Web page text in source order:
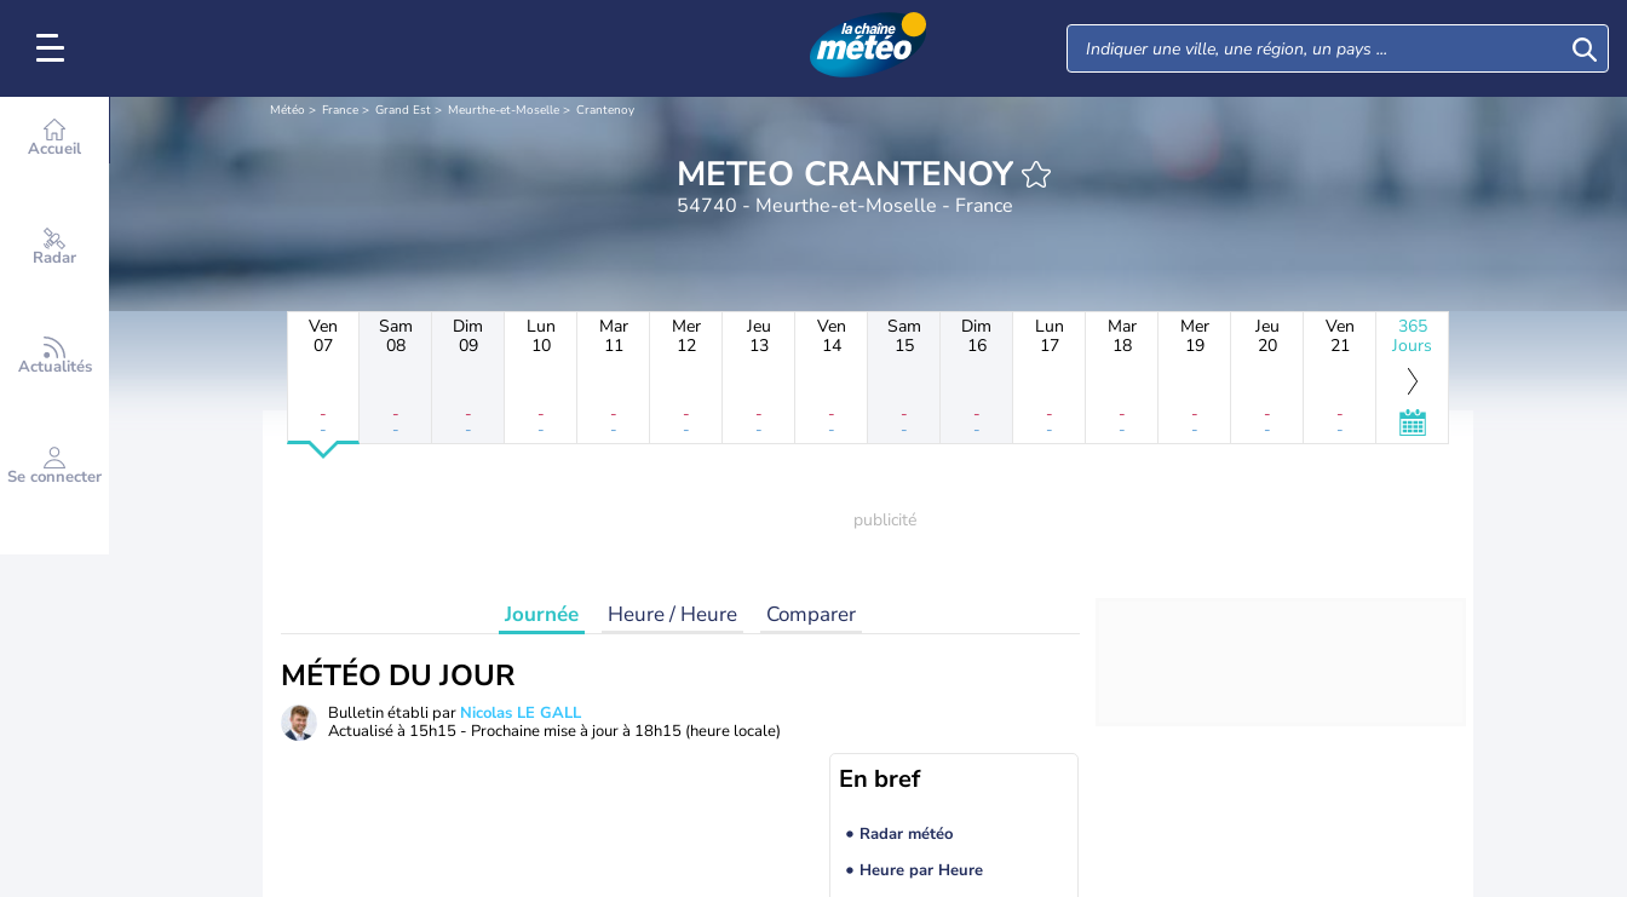
Accueil
Radar
Actualités
Se connecter
Météo France Grand Est Meurthe-et-Moselle Crantenoy
METEO CRANTENOY
54740 - Meurthe-et-Moselle - France
Ven
07
-
-
Sam
08
-
-
Dim
09
-
-
Lun
10
-
-
Mar
11
-
-
Mer
12
-
-
Jeu
13
-
-
Ven
14
-
-
Sam
15
-
-
Dim
16
-
-
Lun
17
-
-
Mar
18
-
-
Mer
19
-
-
Jeu
20
-
-
Ven
21
-
-
365
Jours
Journée Heure / Heure Comparer
MÉTÉO DU JOUR
Bulletin établi par Nicolas LE GALL
Actualisé à 15h15 - Prochaine mise à jour à 18h15 (heure locale)
En bref
Radar météo
Heure par Heure